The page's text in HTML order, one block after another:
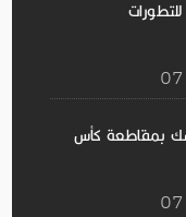
بمقاطعة كأس